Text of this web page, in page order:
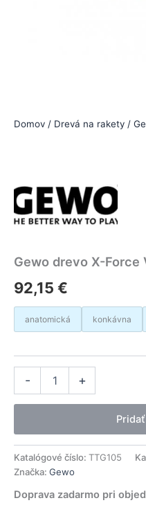
Domov / Drevá na rakety /
Gewo drevo X-Force
92,15 €
anatomická konkávna
- +
Katalógové číslo: TTG105
Značka: Gewo
Doprava zadarmo pri